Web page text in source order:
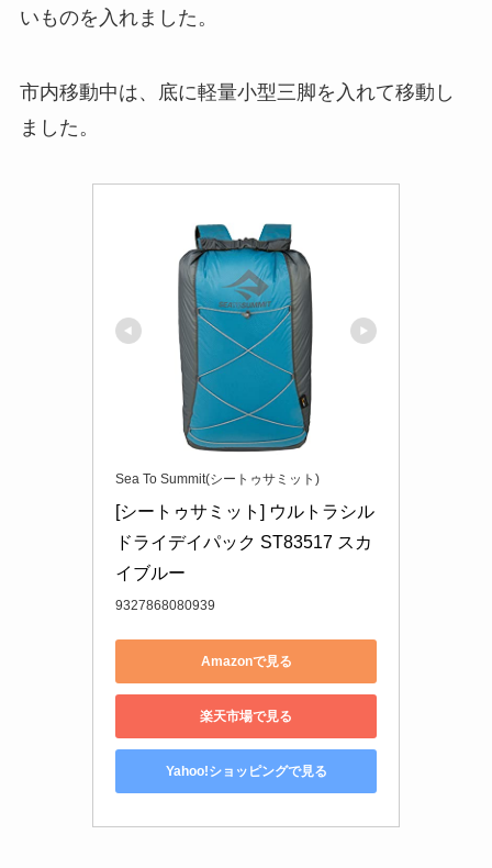
いものを入れました。
市内移動中は、底に軽量小型三脚を入れて移動し
ました。
Sea To Summit(シートゥサミット)
[シートゥサミット] ウルトラシル
ドライデイパック ST83517 スカ
イブルー
9327868080939
Amazonで見る
楽天市場で見る
Yahoo!ショッピングで見る